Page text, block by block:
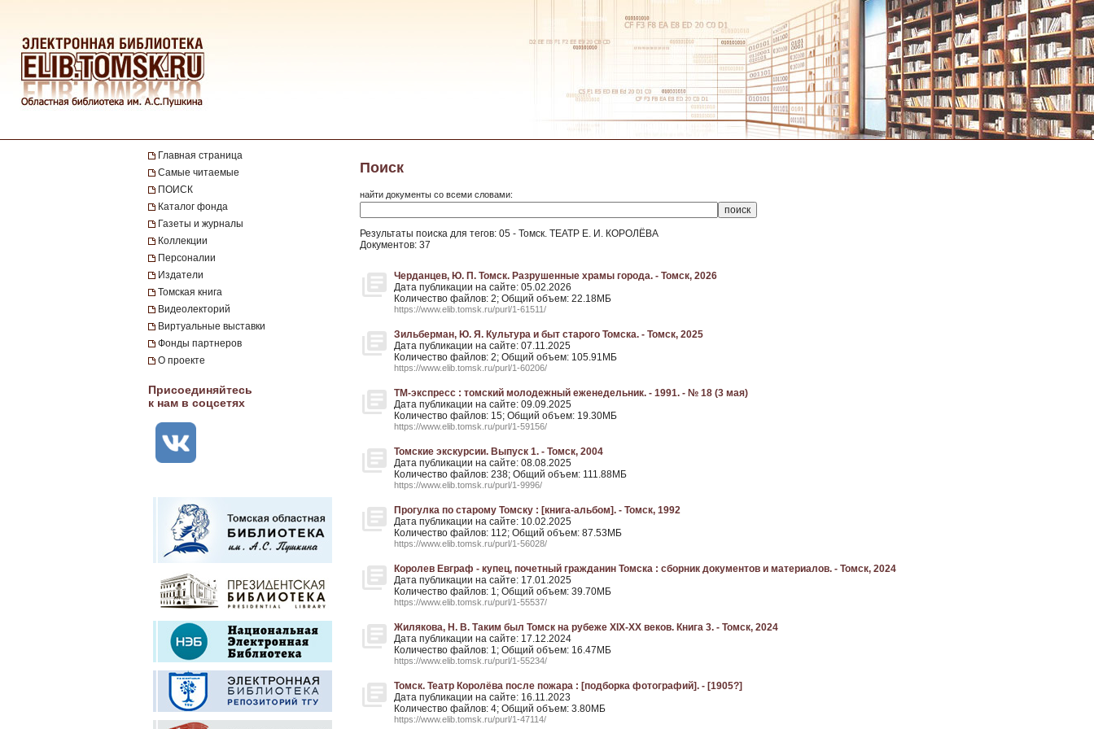
Главная страница
Самые читаемые
ПОИСК
Каталог фонда
Газеты и журналы
Коллекции
Персоналии
Издатели
Томская книга
Видеолекторий
Виртуальные выставки
Фонды партнеров
О проекте
Присоединяйтесь
к нам в соцсетях
Поиск
найти документы со всеми словами:
Результаты поиска для тегов: 05 - Томск. ТЕАТР Е. И. КОРОЛЁВА
Документов: 37
Черданцев, Ю. П. Томск. Разрушенные храмы города. - Томск, 2026
Дата публикации на сайте: 05.02.2026
Количество файлов: 2; Общий объем: 22.18МБ
https://www.elib.tomsk.ru/purl/1-61511/
Зильберман, Ю. Я. Культура и быт старого Томска. - Томск, 2025
Дата публикации на сайте: 07.11.2025
Количество файлов: 2; Общий объем: 105.91МБ
https://www.elib.tomsk.ru/purl/1-60206/
ТМ-экспресс : томский молодежный еженедельник. - 1991. - № 18 (3 мая)
Дата публикации на сайте: 09.09.2025
Количество файлов: 15; Общий объем: 19.30МБ
https://www.elib.tomsk.ru/purl/1-59156/
Томские экскурсии. Выпуск 1. - Томск, 2004
Дата публикации на сайте: 08.08.2025
Количество файлов: 238; Общий объем: 111.88МБ
https://www.elib.tomsk.ru/purl/1-9996/
Прогулка по старому Томску : [книга-альбом]. - Томск, 1992
Дата публикации на сайте: 10.02.2025
Количество файлов: 112; Общий объем: 87.53МБ
https://www.elib.tomsk.ru/purl/1-56028/
Королев Евграф - купец, почетный гражданин Томска : сборник документов и материалов. - Томск, 2024
Дата публикации на сайте: 17.01.2025
Количество файлов: 1; Общий объем: 39.70МБ
https://www.elib.tomsk.ru/purl/1-55537/
Жилякова, Н. В. Таким был Томск на рубеже XIX-XX веков. Книга 3. - Томск, 2024
Дата публикации на сайте: 17.12.2024
Количество файлов: 1; Общий объем: 16.47МБ
https://www.elib.tomsk.ru/purl/1-55234/
Томск. Театр Королёва после пожара : [подборка фотографий]. - [1905?]
Дата публикации на сайте: 16.11.2023
Количество файлов: 4; Общий объем: 3.80МБ
https://www.elib.tomsk.ru/purl/1-47114/